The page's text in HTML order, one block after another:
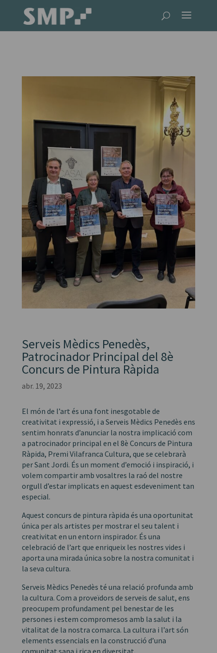
Serveis Mèdics Penedès,
Patrocinador Principal del 8è
Concurs de Pintura Ràpida
abr. 19, 2023
El món de l’art és una font inesgotable de
creativitat i expressió, i a Serveis Mèdics Penedès ens
sentim honrats d’anunciar la nostra implicació com
a patrocinador principal en el 8è Concurs de Pintura
Ràpida, Premi Vilafranca Cultura, que se celebrarà
per Sant Jordi. És un moment d’emoció i inspiració, i
volem compartir amb vosaltres la raó del nostre
orgull d’estar implicats en aquest esdeveniment tan
especial.
Aquest concurs de pintura ràpida és una oportunitat
única per als artistes per mostrar el seu talent i
creativitat en un entorn inspirador. És una
celebració de l’art que enriqueix les nostres vides i
aporta una mirada única sobre la nostra comunitat i
la seva cultura.
Serveis Mèdics Penedès té una relació profunda amb
la cultura. Com a proveïdors de serveis de salut, ens
preocupem profundament pel benestar de les
persones i estem compromesos amb la salut i la
vitalitat de la nostra comarca. La cultura i l’art són
elements essencials en la construcció d’una
comunitat sana i rica en diversitat.